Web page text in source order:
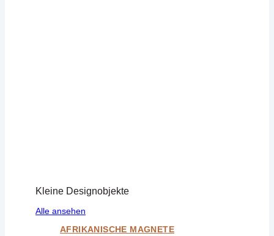
Kleine Designobjekte
Alle ansehen
AFRIKANISCHE MAGNETE